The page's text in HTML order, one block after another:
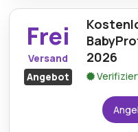
Babyartikeln mit
Babyprofi.de.
Frei
Versand
Angebot
2026